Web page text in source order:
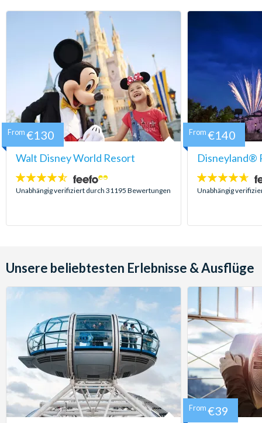
Walt Disney World Resort
4.5
Sterne:
Unabhängig verifiziert durch 31195 Bewertungen
From €130
Disneyland®
4.6
Sterne:
Unabhängig
From €140
Unsere beliebtesten Erlebnisse & Ausflüge
From €39